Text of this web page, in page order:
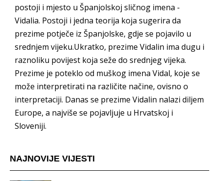
postoji i mjesto u Španjolskoj sličnog imena -
Vidalia. Postoji i jedna teorija koja sugerira da
prezime potječe iz Španjolske, gdje se pojavilo u
srednjem vijeku.Ukratko, prezime Vidalin ima dugu i
raznoliku povijest koja seže do srednjeg vijeka.
Prezime je poteklo od muškog imena Vidal, koje se
može interpretirati na različite načine, ovisno o
interpretaciji. Danas se prezime Vidalin nalazi diljem
Europe, a najviše se pojavljuje u Hrvatskoj i
Sloveniji.
NAJNOVIJE VIJESTI